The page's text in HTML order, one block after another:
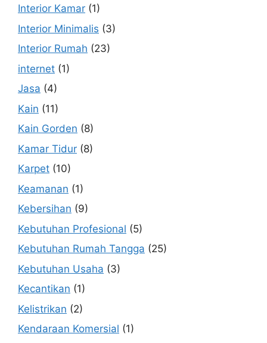
Interior Kamar (1)
Interior Minimalis (3)
Interior Rumah (23)
internet (1)
Jasa (4)
Kain (11)
Kain Gorden (8)
Kamar Tidur (8)
Karpet (10)
Keamanan (1)
Kebersihan (9)
Kebutuhan Profesional (5)
Kebutuhan Rumah Tangga (25)
Kebutuhan Usaha (3)
Kecantikan (1)
Kelistrikan (2)
Kendaraan Komersial (1)